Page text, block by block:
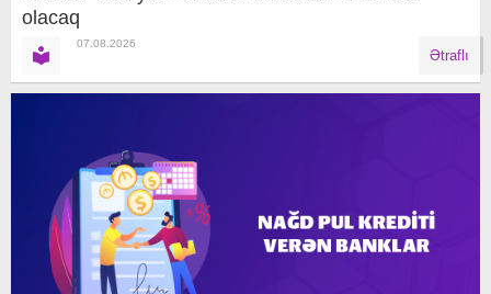
olacaq
07.08.2026
Ətraflı